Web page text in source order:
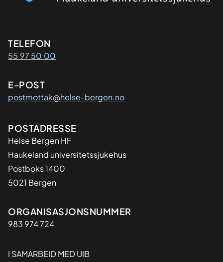
Kontaktinformasjon
TELEFON
55 97 50 00
E-POST
postmottak@helse-bergen.no
Adresse
POSTADRESSE
Helse Bergen HF
Haukeland universitetssjukehus
Postboks 1400
5021 Bergen
Organisasjon
ORGANISASJONSNUMMER
983 974 724
I SAMARBEID MED UIB